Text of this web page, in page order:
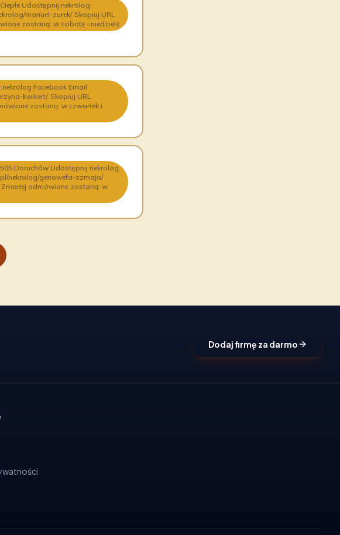
Udostępnij nekrolog
manuel-zurek/ Skopiuj URL
zostaną: w sobotę i niedzielę
Facebook Email
kwikert/ Skopiuj URL
zostaną: w czwartek i
Doruchów Udostępnij nekrolog
nekrolog/genowefa-szmaja/
odmówione zostaną: w
Dodaj firmę za darmo